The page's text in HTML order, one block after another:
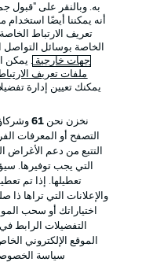
الإعلانات
شروط الاستخدام
الوظائف
تواصل معنا
به. وبالنقر على "قبول
أنه يمكننا أيضًا استخدام
تعريف الارتباط
الخاصة بوسائل
جهات خارجية . يمكن
ملفات تعريف
يمكنك تعيين إدارة
نخزن نحن 61
التصفح أو المعرفات
التتبع من دعم الأغراض
التي يجب توفيرها.
تعطيلها. إذا تم
والإعلانات التي تراها
اختياراتك أو سحب
التفضيلات الرابط
الموقع الإلكتروني
سياسة